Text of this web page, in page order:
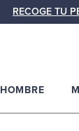
RECOGE TU
HOMBRE